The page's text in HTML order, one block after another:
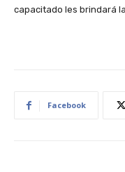
capacitado les brindará
Facebook